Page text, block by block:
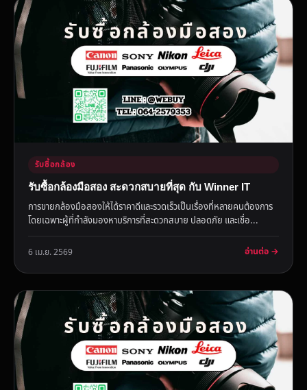
รับซื้อกล้อง
รับซื้อกล้องมือสอง สะดวกสบายที่สุด กับ Winner IT
การขายกล้องมือสองให้ได้ราคาดีและรวดเร็วเป็นเรื่องที่หลายคนต้องการ
โดยเฉพาะผู้ที่กำลังมองหาบริการที่สะดวกสบาย ปลอดภัย และเชื่อ...
6 เม.ย. 2569 อ่านต่อ →